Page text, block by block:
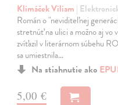
Klimáček Viliam |
Román o "neviditeľnej
stretnúť na ulici a možno aj vo
zvíťazil v literárnom súbehu
sa umiestnila…
Na stiahnutie ako
5,00 €